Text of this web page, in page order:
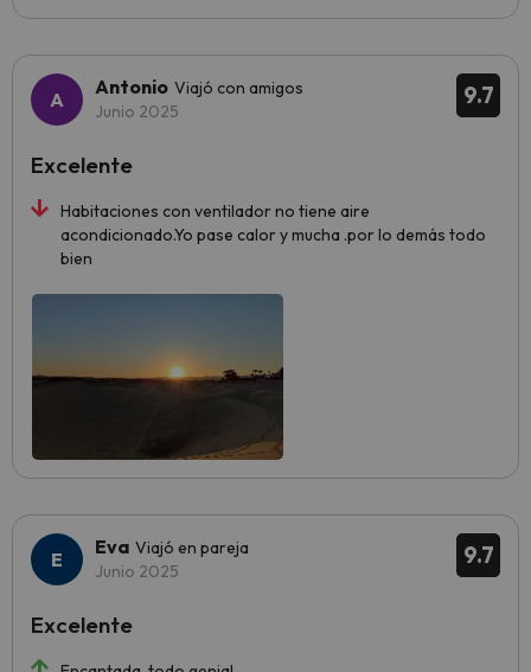
9.7
Antonio Viajó con amigos
Junio 2025
Habitaciones con ventilador no tiene aire
acondicionado.Yo pase calor y mucha .por lo demás todo
bien
Excelente
9.7
Eva Viajó en pareja
Junio 2025
Excelente